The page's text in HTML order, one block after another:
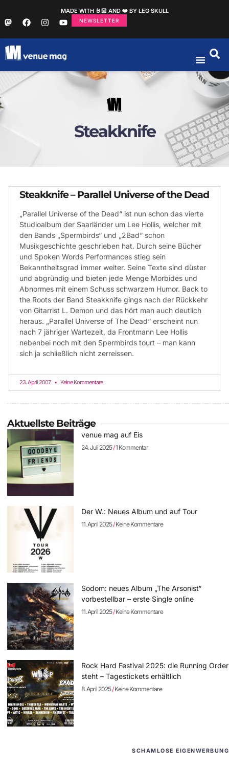
MADE WITH 🤘🏻 AND ❤️ BY LEO SKULL
NEWSLETTER
Steakknife
Steakknife – Parallel Universe of the Dead
„Parallel Universe of the Dead“ ist nun schon das vierte
Studioalbum der Saarländer um Lee Hollis, welcher mit
den Bands „Spermbirds“ und „2Bad“ schon
Musikgeschichte geschrieben hat. Durch seine Bücher
und Spoken Words Performances stieg sein
Bekanntheitsgrad immer weiter. Seine Texte sind düster
und abgründig und bieten jede Menge Morbides und
Abnormes mit einem Schuss schwarzem Humor. Back to
the Roots der Band Steakknife gings nach der Rückkehr
von Gitarrist L. Demon und das hört man auch deutlich
heraus. „Parallel Universe of The Dead“ erscheint nun
nach 7 jähriger Wartezeit, da Frontmann Lee Hollis
nebenbei noch mit den Spermbirds tourt – man kann
sich ja schließlich nicht zerreissen.
23. April 2007 Keine Kommentare
Aktuellste Beiträge
venue mag auf Eis
24. Juli 2025 1 Kommentar
Der W.: Neues Album und auf Tour
11. April 2025 Keine Kommentare
Sodom: neues Album „The Arsonist“
vorbestellbar – erste Single online
11. April 2025 Keine Kommentare
Rock Hard Festival 2025: die Running Order
steht – Tagestickets erhältlich
8. April 2025 Keine Kommentare
SCHAMLOSE EIGENWERBUNG